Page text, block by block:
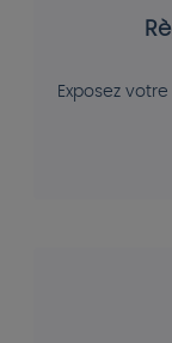
Exposez